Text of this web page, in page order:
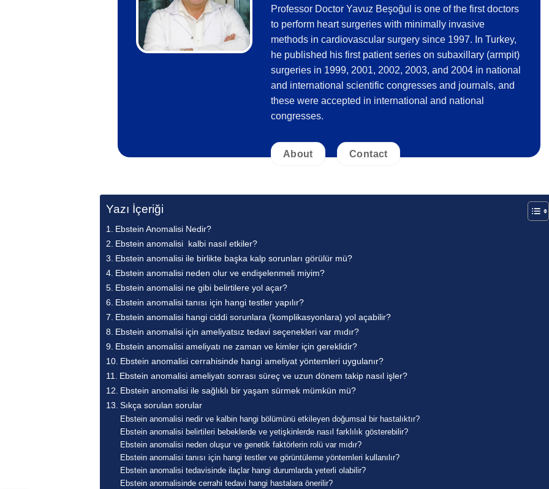
Professor Doctor Yavuz Beşoğul is one of the first doctors
to perform heart surgeries with minimally invasive
methods in cardiovascular surgery since 1997. In Turkey,
he published his first patient series on subaxillary (armpit)
surgeries in 1999, 2001, 2002, 2003, and 2004 in national
and international scientific congresses and journals, and
these were accepted in international and national
congresses.
About Contact
Yazı İçeriği
Ebstein Anomalisi Nedir?
Ebstein anomalisi kalbi nasıl etkiler?
Ebstein anomalisi ile birlikte başka kalp sorunları görülür mü?
Ebstein anomalisi neden olur ve endişelenmeli miyim?
Ebstein anomalisi ne gibi belirtilere yol açar?
Ebstein anomalisi tanısı için hangi testler yapılır?
Ebstein anomalisi hangi ciddi sorunlara (komplikasyonlara) yol açabilir?
Ebstein anomalisi için ameliyatsız tedavi seçenekleri var mıdır?
Ebstein anomalisi ameliyatı ne zaman ve kimler için gereklidir?
Ebstein anomalisi cerrahisinde hangi ameliyat yöntemleri uygulanır?
Ebstein anomalisi ameliyatı sonrası süreç ve uzun dönem takip nasıl işler?
Ebstein anomalisi ile sağlıklı bir yaşam sürmek mümkün mü?
Sıkça sorulan sorular
Ebstein anomalisi nedir ve kalbin hangi bölümünü etkileyen doğumsal bir hastalıktır?
Ebstein anomalisi belirtileri bebeklerde ve yetişkinlerde nasıl farklılık gösterebilir?
Ebstein anomalisi neden oluşur ve genetik faktörlerin rolü var mıdır?
Ebstein anomalisi tanısı için hangi testler ve görüntüleme yöntemleri kullanılır?
Ebstein anomalisi tedavisinde ilaçlar hangi durumlarda yeterli olabilir?
Ebstein anomalisinde cerrahi tedavi hangi hastalara önerilir?